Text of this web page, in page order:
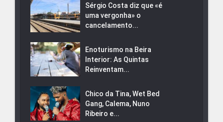
Sérgio Costa diz que «é
uma vergonha» o
cancelamento...
Enoturismo na Beira
Interior: As Quintas
Reinventam...
Chico da Tina, Wet Bed
Gang, Calema, Nuno
Ribeiro e...